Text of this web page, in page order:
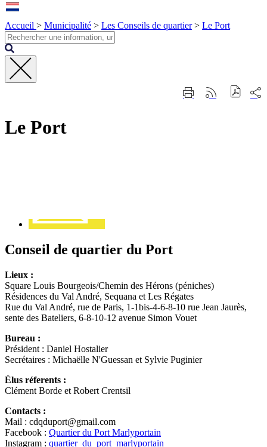
Accueil > Municipalité > Les Conseils de quartier > Le Port
Fermer
ImprimerGénérer
sur
Le Port
Conseil de quartier du Port
Lieux :
Square Louis Bourgeois/Chemin des Hérons (péniches)
Résidences du Val André, Sequana et Les Régates
Rue du Val André, rue de Paris, 1-1bis-4-6-8-10 rue Jean Jaurès,
sente des Bateliers, 6-8-10-12 avenue Simon Vouet
Bureau :
Président : Daniel Hostalier
Secrétaires : Michaëlle N'Guessan et Sylvie Puginier
Élus réferents :
Clément Borde et Robert Crentsil
Contacts :
Mail : cdqduport@gmail.com
Facebook : Quartier du Port Marlyportain
Instagram : quartier_du_port_marlyportain